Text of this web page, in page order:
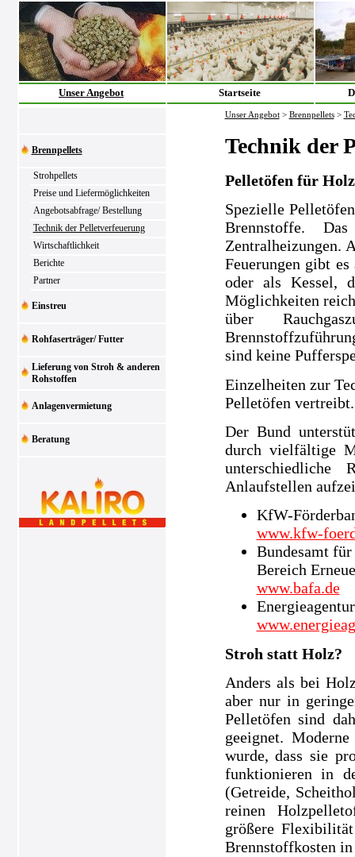
Unser Angebot Startseite
Brennpellets
Strohpellets
Preise und Liefermöglichkeiten
Angebotsabfrage/ Bestellung
Technik der Pelletverfeuerung
Wirtschaftlichkeit
Berichte
Partner
Einstreu
Rohfaserträger/ Futter
Lieferung von Stroh & anderen
Rohstoffen
Anlagenvermietung
Beratung
Unser Angebot > Brennpellets >
Technik der
Pelletöfen für
Spezielle
Brennstoffe.
Zentralheizungen.
Feuerungen gibt
oder als Kessel,
Möglichkeiten
über
sind keine
Einzelheiten zur
Pelletöfen
Der Bund
durch vielfältige
Anlaufstellen
KfW-
www.kfw-
Bundesamt
Bereich
www.bafa.de
Stroh statt Holz?
Anders als bei
aber nur in
Pelletöfen sind
geeignet.
wurde, dass sie
funktionieren in
(Getreide,
reinen
größere
Brennstoffkosten